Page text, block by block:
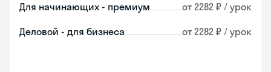
Для начинающих - премиум от 2282 ₽ / урок
Деловой - для бизнеса от 2282 ₽ / урок